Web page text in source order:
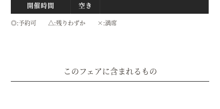
開催時間 空き
◎ 予約可 △ 残りわずか × 満席
このフェアに含まれるもの